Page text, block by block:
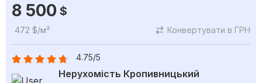
8 500 $
472 $/м² Конвертувати в ГРН
4.75/5
Нерухомість Кропивницький